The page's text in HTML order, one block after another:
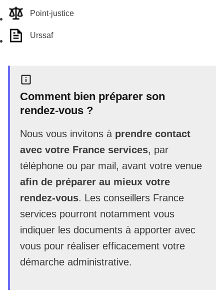
Point-justice
Urssaf
Comment bien préparer son
rendez-vous ?
Nous vous invitons à prendre contact
avec votre France services, par
téléphone ou par mail, avant votre venue
afin de préparer au mieux votre
rendez-vous. Les conseillers France
services pourront notamment vous
indiquer les documents à apporter avec
vous pour réaliser efficacement votre
démarche administrative.